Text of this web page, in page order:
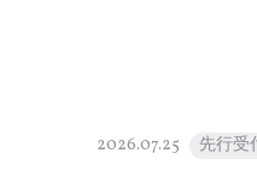
2026.07.25 先行受